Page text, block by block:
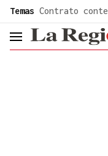
Temas Contrato
header.menu.open